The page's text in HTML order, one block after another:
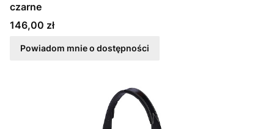
czarne
Cena
146,00 zł
Powiadom mnie o dostępności